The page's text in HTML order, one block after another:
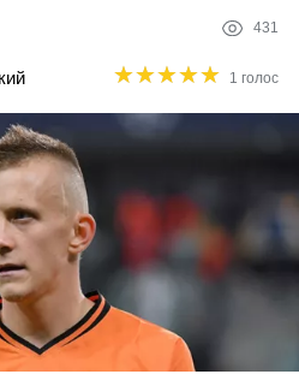
2 ліга
Різне
431
★★★★★
★★★★★ 1 голос